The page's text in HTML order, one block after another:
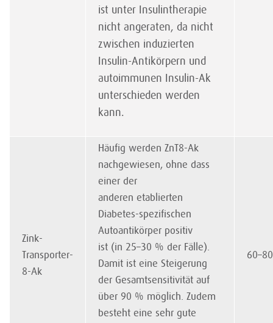
ist unter Insulin­therapie
nicht angeraten, da nicht
zwischen induzierten
Insulin-Antikörpern und
autoimmunen Insulin-Ak
unterschieden werden
kann.
Zink-
Transporter-
8-Ak
Häufig werden ZnT8-Ak
nachgewiesen, ohne dass
einer der
anderen etablierten
Diabetes-spezifischen
Autoantikörper positiv
ist (in 25–30 % der Fälle).
Damit ist eine Steigerung
der Gesamt­sensitivität auf
über 90 % möglich. Zudem
besteht eine sehr gute